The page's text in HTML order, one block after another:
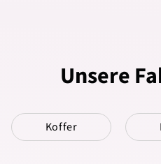
Unsere
Koffer